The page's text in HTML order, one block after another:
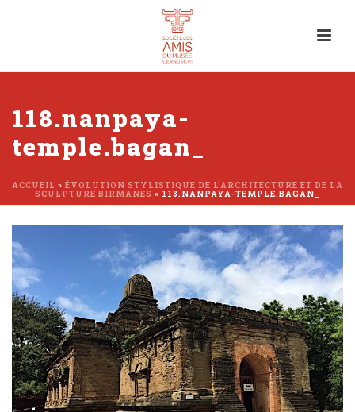
118.nanpaya-
temple.bagan_
ACCUEIL » ÉVOLUTION STYLISTIQUE DE L’ARCHITECTURE ET DE LA
SCULPTURE BIRMANES » 118.NANPAYA-TEMPLE.BAGAN_